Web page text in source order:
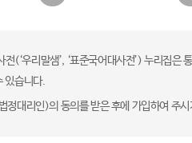
(‘우리말샘’, ‘표준국어대사전’) 누리집
있습니다.
정대리인)의 동의를 받은 후에 가입하여 주